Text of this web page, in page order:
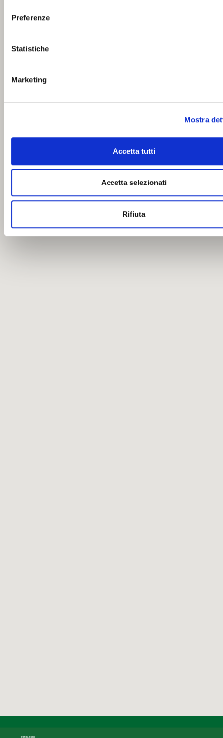
Preferenze
Statistiche
Marketing
Mostra
Accetta tutti
Accetta selezionati
Rifiuta